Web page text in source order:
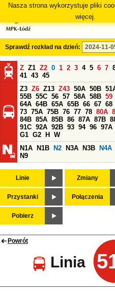
Nasza strona wykorzystuje pliki
więcej.
Sprawdź rozkład na dzień:
Z Z1 Z2 0 1 2 3 4 5 6 7
41 43 45
Z3 Z6 Z13 Z43 50A 50B
55B 55C 56 57 58A 58B 59
64A 64B 65A 65B 66 67 68
73 75A 75B 76 77 78 80A
84B 85A 85B 86 87A 87B
91C 92A 92B 93 94 96 97A
G1 G2 H
W
N1A
N1B N2 N3A N3B N4A
N9
Linie Zmiany
Przystanki Połączenia
Pobierz
Powrót
Linia